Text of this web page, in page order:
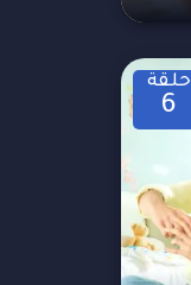
حلقة
6